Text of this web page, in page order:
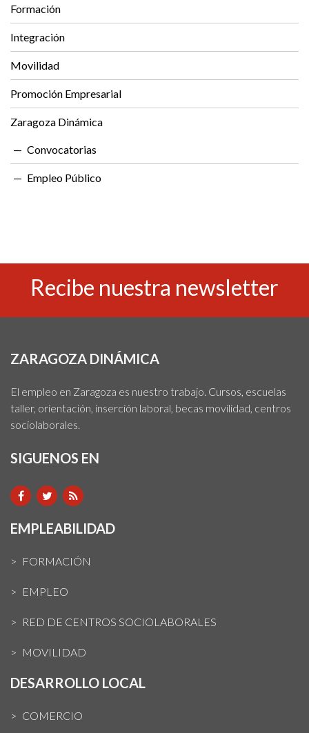
Formación
Integración
Movilidad
Promoción Empresarial
Zaragoza Dinámica
Convocatorias
Empleo Público
Recibe nuestra newsletter
ZARAGOZA DINÁMICA
El empleo en Zaragoza es nuestro trabajo. Cursos, escuelas
taller, orientación, inserción laboral, becas movilidad, centros
sociolaborales.
SIGUENOS EN
EMPLEABILIDAD
FORMACIÓN
EMPLEO
RED DE CENTROS SOCIOLABORALES
MOVILIDAD
DESARROLLO LOCAL
COMERCIO